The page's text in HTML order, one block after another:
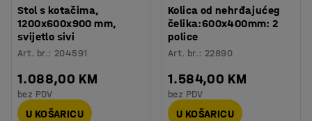
Stol s kotačima,
1200x600x900 mm,
svijetlo sivi
Art. br.: 204591
1.088,00 KM
bez PDV
U KOŠARICU
Kolica od nehrđajućeg
čelika:600x400mm: 2
police
Art. br.: 22890
1.584,00 KM
bez PDV
U KOŠARICU